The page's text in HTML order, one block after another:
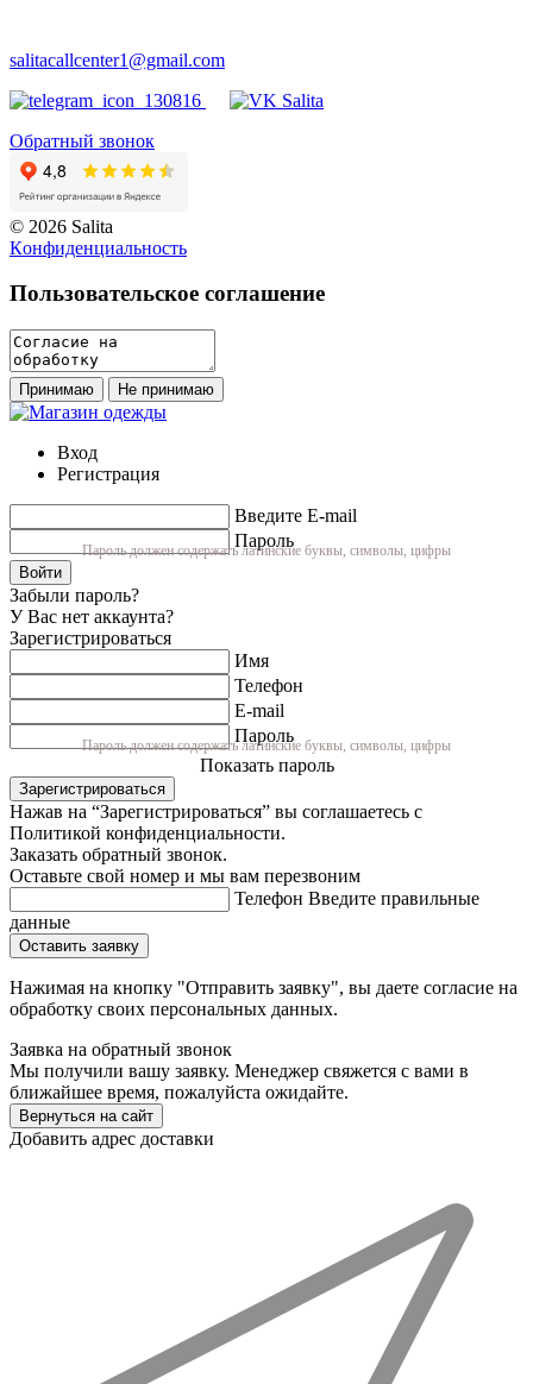
salitacallcenter1@gmail.com
Обратный звонок
© 2026 Salita
Кoнфидeнциaльнoсть
Пользовательское соглашение
Принимаю Не принимаю
Вход
Регистрация
Введите E-mail
Пароль
Пароль должен содержать латинские буквы, символы, цифры
Войти
Забыли пароль?
У Вас нет аккаунта?
Зарегистрироваться
Имя
Телефон
E-mail
Пароль
Пароль должен содержать латинские буквы, символы, цифры
Показать пароль
Зарегистрироваться
Нажав на “Зарегистрироваться” вы соглашаетесь с
Политикой конфиденциальности.
Заказать обратный звонок.
Оставьте свой номер и мы вам перезвоним
Телефон Введите правильные
данные
Оставить заявку
Нажимая на кнопку "Отправить заявку", вы даете согласие на
обработку своих персональных данных.
Заявка на обратный звонок
Мы получили вашу заявку. Менеджер свяжется с вами в
ближайшее время, пожалуйста ожидайте.
Вернуться на сайт
Добавить адрес доставки